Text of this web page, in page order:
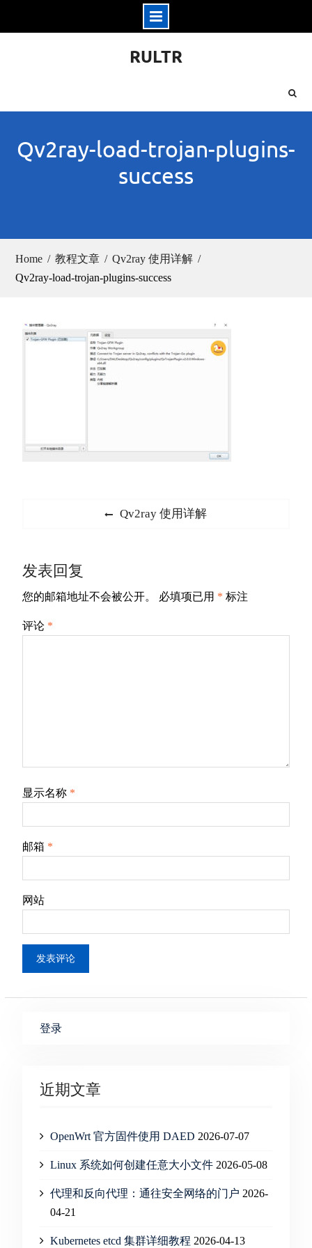
RULTR
Qv2ray-load-trojan-plugins-
success
Home 教程文章
Qv2ray 使用详解
Qv2ray-load-trojan-plugins-success
航
Previous
Qv2ray 使用详解
发表回复
您的邮箱地址不会被公开。 必填项已用 * 标注
评论 *
显示名称 *
邮箱 *
网站
登录
近期文章
OpenWrt 官方固件使用 DAED 2026-07-07
Linux 系统如何创建任意大小文件 2026-05-08
代理和反向代理：通往安全网络的门户 2026-
04-21
Kubernetes etcd 集群详细教程 2026-04-13